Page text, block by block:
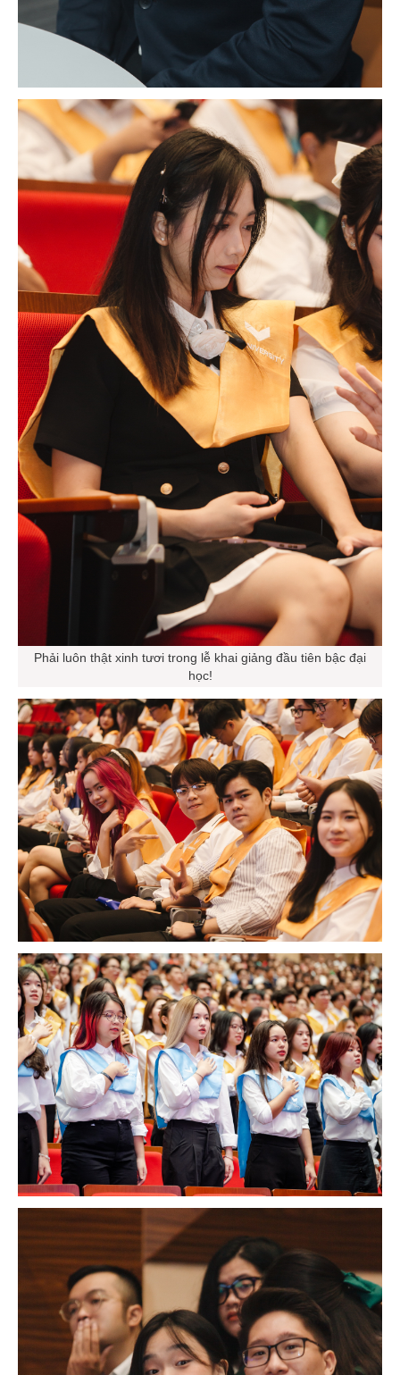
Phải luôn thật xinh tươi trong lễ khai giảng đầu tiên bậc đại
học!